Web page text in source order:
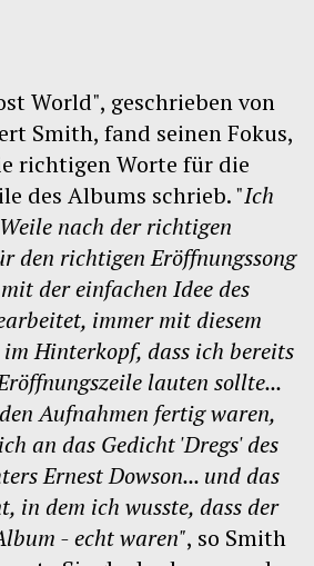
World", geschrieben von
Smith, fand seinen Fokus,
richtigen Worte für die
des Albums schrieb. "Ich
nach der richtigen
den richtigen Eröffnungssong
der einfachen Idee des
immer mit diesem
Hinterkopf, dass ich bereits
lauten sollte...
Aufnahmen fertig waren,
an das Gedicht 'Dregs' des
Ernest Dowson... und das
in dem ich wusste, dass der
- echt waren", so Smith